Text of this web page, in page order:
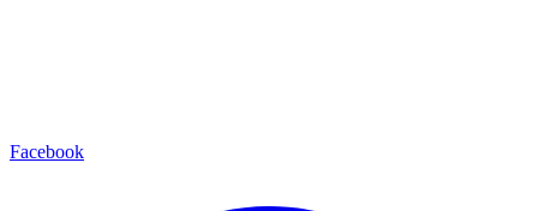
Facebook